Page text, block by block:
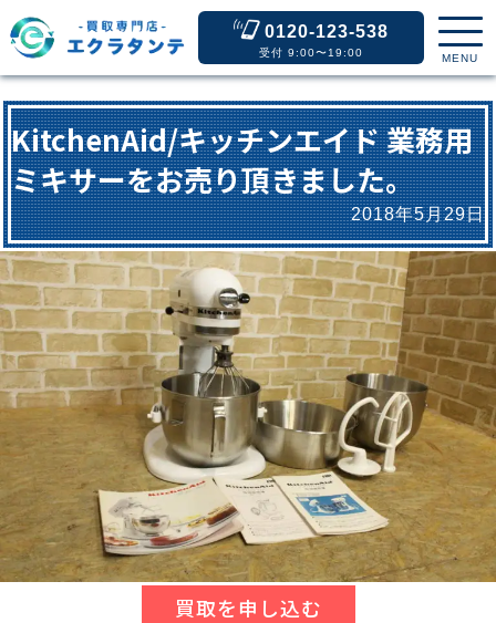
0120-123-538
受付 9:00〜19:00 MENU
KitchenAid/キッチンエイド 業務用
ミキサーをお売り頂きました。
2018年5月29日
買取を申し込む